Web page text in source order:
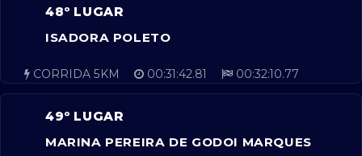
48º LUGAR
ISADORA POLETO
CORRIDA 5KM 00:31:42.81 00:32:10.77
49º LUGAR
MARINA PEREIRA DE GODOI MARQUES